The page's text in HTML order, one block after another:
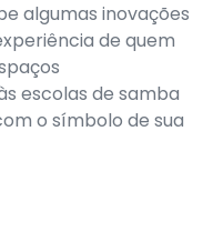
algumas inovações
de quem
escolas de samba
o símbolo de sua